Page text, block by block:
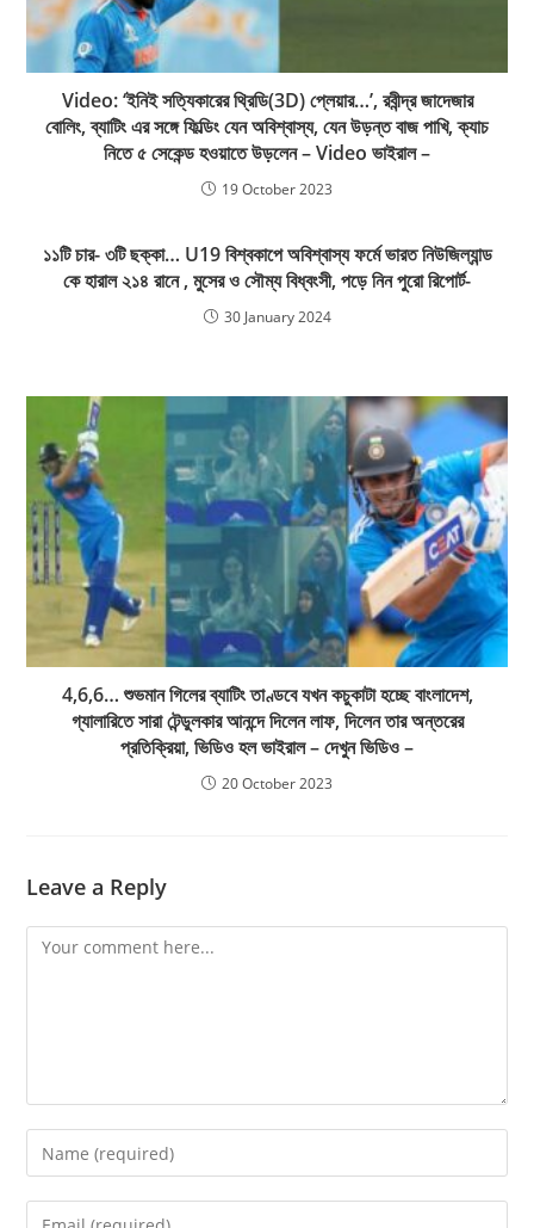
Video: ‘ইনিই সত্যিকারের থ্রিডি(3D) প্লেয়ার…’, রবীন্দ্র জাদেজার
বোলিং, ব্যাটিং এর সঙ্গে ফিল্ডিং যেন অবিশ্বাস্য, যেন উড়ন্ত বাজ পাখি, ক্যাচ
নিতে ৫ সেকেন্ড হওয়াতে উড়লেন – Video ভাইরাল –
19 October 2023
১১টি চার- ৩টি ছক্কা… U19 বিশ্বকাপে অবিশ্বাস্য ফর্মে ভারত নিউজিল্যান্ড
কে হারাল ২১৪ রানে , মুসের ও সৌম্য বিধ্বংসী, পড়ে নিন পুরো রিপোর্ট-
30 January 2024
4,6,6… শুভমান গিলের ব্যাটিং তাণ্ডবে যখন কচুকাটা হচ্ছে বাংলাদেশ,
গ্যালারিতে সারা টেন্ডুলকার আনন্দে দিলেন লাফ, দিলেন তার অন্তরের
প্রতিক্রিয়া, ভিডিও হল ভাইরাল – দেখুন ভিডিও –
20 October 2023
Leave a Reply
Comment
Enter
your
name
Enter